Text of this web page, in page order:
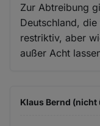
Zur Abtreibung
Deutschland,
restriktiv, aber
außer Acht
Klaus Bernd